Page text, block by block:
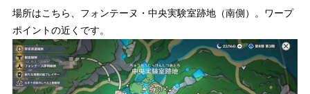
場所はこちら、フォンテーヌ・中央実験室跡地（南側）。ワープ
ポイントの近くです。